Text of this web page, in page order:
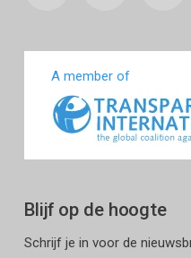
A member of
Blijf op de hoogte
Schrijf je in voor de